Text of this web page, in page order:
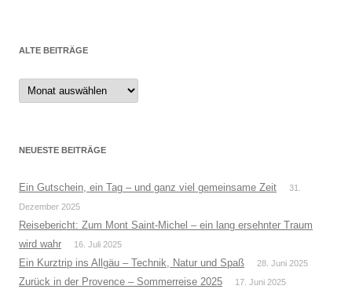
ALTE BEITRÄGE
Alte
Beiträge
NEUESTE BEITRÄGE
Ein Gutschein, ein Tag – und ganz viel gemeinsame Zeit
31.
Dezember 2025
Reisebericht: Zum Mont Saint-Michel – ein lang ersehnter Traum
wird wahr
16. Juli 2025
Ein Kurztrip ins Allgäu – Technik, Natur und Spaß 28. Juni 2025
Zurück in der Provence – Sommerreise 2025 17. Juni 2025